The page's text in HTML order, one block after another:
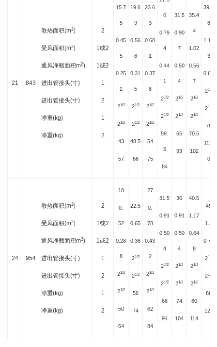
21 843
散热面积(m2)
受风面积(m2)
通风净截面积m2)
进出管接头(寸)
进出管接头(寸)
净重(kg)
净重(kg)
2
1或2
1或2
1
2
1
2
15.7
5
0.45
5
0.25
2
21/2
21/2
43
57
19.6
9
0.56
8
0.31
5
21/2
21/2
48.5
66
23.6
3
0.68
1
0.37
8
21/2
21/2
54
75
6
0.79
4
0.44
1
21/2
21/2
59.
5
84
31.5
0.90
7
0.50
4
21/2
21/2
65
93
35.4
4
1.02
0.56
7
21/2
21/2
70.5
102
39.3
8
1.13
3
0.63
21/2
21/2
76
111.
0
24 954
散热面积(m2)
受风面积(m2)
通风净截面积m2)
进出管接头(寸)
进出管接头(寸)
净重(kg)
净重(kg)
2
1或2
1或2
1
2
1
2
18
0.
52
0.28
8
21/2
21/2
50
64
22.5
0.65
0.36
21/2
21/2
56
74
27
0.
78
0.43
2
21/2
21/2
62
84
31.5
0.91
0.50
4
21/2
21/2
68
94
36
0.91
0.50
4
21/2
21/2
74
104
40.5
1.17
0.64
8
21/2
21/2
80
114
45
1.3
0.72
21/2
21/2
86
124